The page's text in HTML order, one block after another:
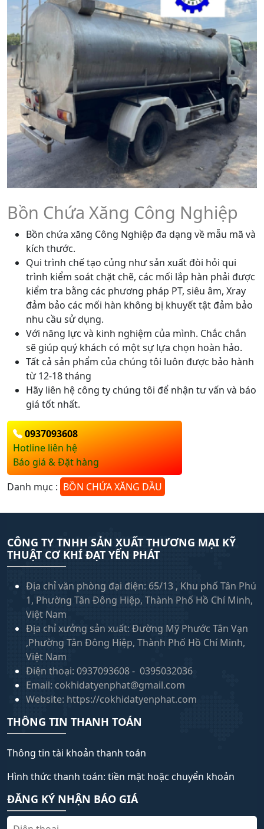
Bồn Chứa Xăng Công Nghiệp
Bồn chứa xăng Công Nghiệp đa dạng về mẫu mã và
kích thước.
Qui trình chế tạo củng như sản xuất đòi hỏi qui
trình kiểm soát chặt chẽ, các mối lắp hàn phải được
kiểm tra bằng các phương pháp PT, siêu âm, Xray
đảm bảo các mối hàn không bị khuyết tật đảm bảo
nhu cầu sử dụng.
Với năng lực và kinh nghiệm của mình. Chắc chắn
sẽ giúp quý khách có một sự lựa chọn hoàn hảo.
Tất cả sản phẩm của chúng tôi luôn được bảo hành
từ 12-18 tháng
Hãy liên hệ công ty chúng tôi để nhận tư vấn và báo
giá tốt nhất.
0937093608
Hotline liên hệ
Báo giá & Đặt hàng
Danh mục : BỒN CHỨA XĂNG DẦU
CÔNG TY TNHH SẢN XUẤT THƯƠNG MẠI KỸ
THUẬT CƠ KHÍ ĐẠT YẾN PHÁT
Địa chỉ văn phòng đại điện: 65/13 , Khu phố Tân Phú
1, Phường Tân Đông Hiệp, Thành Phố Hồ Chí Minh,
Việt Nam
Địa chỉ xưởng sản xuất: Đường Mỹ Phước Tân Vạn
,Phường Tân Đông Hiệp, Thành Phố Hồ Chí Minh,
Việt Nam
Điện thoại: 0937093608 - 0395032036
Email: cokhidatyenphat@gmail.com
Website: https://cokhidatyenphat.com
THÔNG TIN THANH TOÁN
Thông tin tài khoản thanh toán
Hình thức thanh toán: tiền mặt hoặc chuyển khoản
ĐĂNG KÝ NHẬN BÁO GIÁ